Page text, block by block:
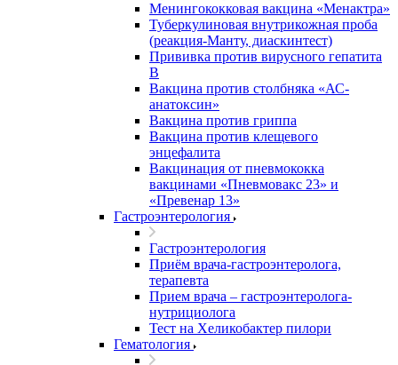
Менингококковая вакцина «Менактра»
Туберкулиновая внутрикожная проба
(реакция-Манту, диаскинтест)
Прививка против вирусного гепатита
В
Вакцина против столбняка «АС-
анатоксин»
Вакцина против гриппа
Вакцина против клещевого
энцефалита
Вакцинация от пневмококка
вакцинами «Пневмовакс 23» и
«Превенар 13»
Гастроэнтерология
Гастроэнтерология
Приём врача-гастроэнтеролога,
терапевта
Прием врача – гастроэнтеролога-
нутрициолога
Тест на Хеликобактер пилори
Гематология